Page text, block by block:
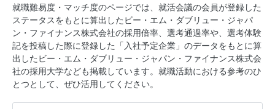
就職難易度・マッチ度のページでは、就活会議の会員が登録した
ステータスをもとに算出したビー・エム・ダブリュー・ジャパ
ン・ファイナンス株式会社の採用倍率、選考通過率や、選考体験
記を投稿した際に登録した「入社予定企業」のデータをもとに算
出したビー・エム・ダブリュー・ジャパン・ファイナンス株式会
社の採用大学なども掲載しています。就職活動における参考のひ
とつとして、ぜひ活用してください。